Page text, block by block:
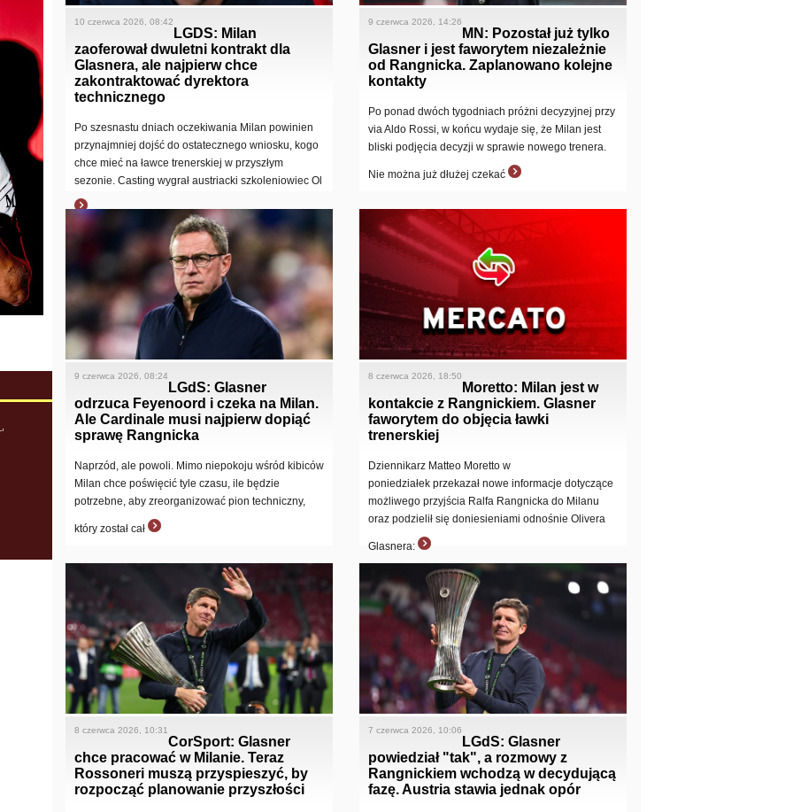
10 czerwca 2026, 08:42
LGDS: Milan
zaoferował dwuletni kontrakt dla
Glasnera, ale najpierw chce
zakontraktować dyrektora
technicznego
Po szesnastu dniach oczekiwania Milan powinien
przynajmniej dojść do ostatecznego wniosku, kogo
chce mieć na ławce trenerskiej w przyszłym
sezonie. Casting wygrał austriacki szkoleniowiec Ol
9 czerwca 2026, 14:26
MN: Pozostał już tylko
Glasner i jest faworytem niezależnie
od Rangnicka. Zaplanowano kolejne
kontakty
Po ponad dwóch tygodniach próżni decyzyjnej przy
via Aldo Rossi, w końcu wydaje się, że Milan jest
bliski podjęcia decyzji w sprawie nowego trenera.
Nie można już dłużej czekać
9 czerwca 2026, 08:24
LGdS: Glasner
odrzuca Feyenoord i czeka na Milan.
Ale Cardinale musi najpierw dopiąć
sprawę Rangnicka
Naprzód, ale powoli. Mimo niepokoju wśród kibiców
Milan chce poświęcić tyle czasu, ile będzie
potrzebne, aby zreorganizować pion techniczny,
który został cał
8 czerwca 2026, 18:50
Moretto: Milan jest w
kontakcie z Rangnickiem. Glasner
faworytem do objęcia ławki
trenerskiej
Dziennikarz Matteo Moretto w
poniedziałek przekazał nowe informacje dotyczące
możliwego przyjścia Ralfa Rangnicka do Milanu
oraz podzielił się doniesieniami odnośnie Olivera
Glasnera:
8 czerwca 2026, 10:31
CorSport: Glasner
chce pracować w Milanie. Teraz
Rossoneri muszą przyspieszyć, by
rozpocząć planowanie przyszłości
7 czerwca 2026, 10:06
LGdS: Glasner
powiedział "tak", a rozmowy z
Rangnickiem wchodzą w decydującą
fazę. Austria stawia jednak opór